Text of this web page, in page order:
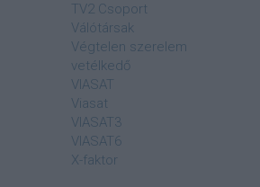
TV2 Csoport
Válótársak
Végtelen szerelem
vetélkedő
VIASAT
Viasat
VIASAT3
VIASAT6
X-faktor